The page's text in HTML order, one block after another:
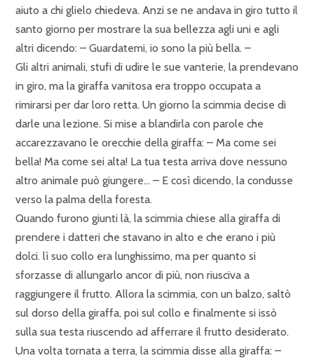
aiuto a chi glielo chiedeva. Anzi se ne andava in giro tutto il
santo giorno per mostrare la sua bellezza agli uni e agli
altri dicendo: – Guardatemi, io sono la più bella. –
Gli altri animali, stufi di udire le sue vanterie, la prendevano
in giro, ma la giraffa vanitosa era troppo occupata a
rimirarsi per dar loro retta. Un giorno la scimmia decise di
darle una lezione. Si mise a blandirla con parole che
accarezzavano le orecchie della giraffa: – Ma come sei
bella! Ma come sei alta! La tua testa arriva dove nessuno
altro animale può giungere… – E così dicendo, la condusse
verso la palma della foresta.
Quando furono giunti là, la scimmia chiese alla giraffa di
prendere i datteri che stavano in alto e che erano i più
dolci. lì suo collo era lunghissimo, ma per quanto si
sforzasse di allungarlo ancor di più, non riusciva a
raggiungere il frutto. Allora la scimmia, con un balzo, saltò
sul dorso della giraffa, poi sul collo e finalmente si issò
sulla sua testa riuscendo ad afferrare il frutto desiderato.
Una volta tornata a terra, la scimmia disse alla giraffa: –